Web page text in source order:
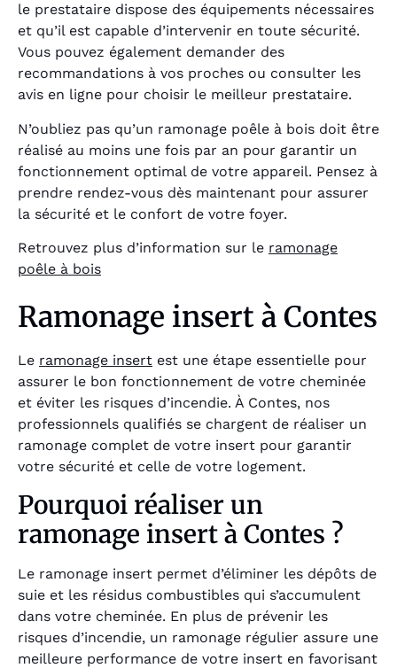
le prestataire dispose des équipements nécessaires
et qu’il est capable d’intervenir en toute sécurité.
Vous pouvez également demander des
recommandations à vos proches ou consulter les
avis en ligne pour choisir le meilleur prestataire.
N’oubliez pas qu’un ramonage poêle à bois doit être
réalisé au moins une fois par an pour garantir un
fonctionnement optimal de votre appareil. Pensez à
prendre rendez-vous dès maintenant pour assurer
la sécurité et le confort de votre foyer.
Retrouvez plus d’information sur le ramonage
poêle à bois
Ramonage insert à Contes
Le ramonage insert est une étape essentielle pour
assurer le bon fonctionnement de votre cheminée
et éviter les risques d’incendie. À Contes, nos
professionnels qualifiés se chargent de réaliser un
ramonage complet de votre insert pour garantir
votre sécurité et celle de votre logement.
Pourquoi réaliser un
ramonage insert à Contes ?
Le ramonage insert permet d’éliminer les dépôts de
suie et les résidus combustibles qui s’accumulent
dans votre cheminée. En plus de prévenir les
risques d’incendie, un ramonage régulier assure une
meilleure performance de votre insert en favorisant